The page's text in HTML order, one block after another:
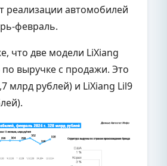
реализации автомобилей
февраль.
что две модели LiXiang
выручке с продажи. Это
млрд рублей) и LiXiang Lil9